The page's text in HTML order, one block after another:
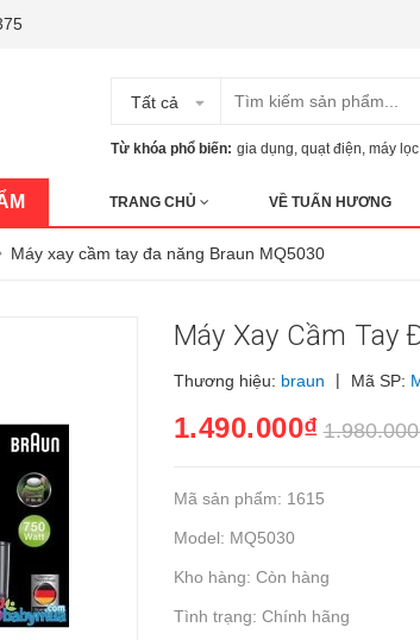
Tất cả
Từ khóa phổ biến: gia dụng, quạt điện, máy
TRANG CHỦ VỀ TUẤN HƯƠNG
Máy xay cầm tay đa năng Braun MQ5030
Máy Xay Cầm Tay
Thương hiệu: braun | Mã SP:
1.490.000₫
Mã sản phẩm: 1615
Model: MQ5030
Kho hàng: Còn hàng
Tình trạng: Chính hãng